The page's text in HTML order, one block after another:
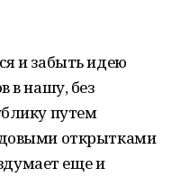
и забыть идею
в нашу, без
путем
открытками
еще и